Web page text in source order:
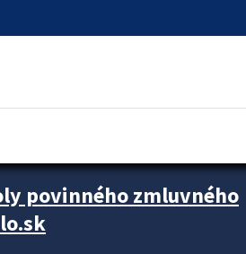
povinného zmluvného